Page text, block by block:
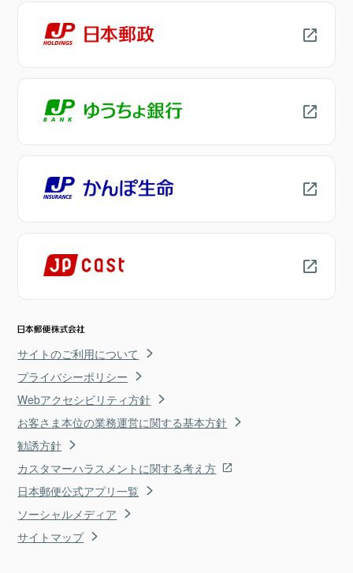
サイトのご利用について
プライバシーポリシー
Webアクセシビリティ方針
お客さま本位の業務運営に関する基本方針
勧誘方針
カスタマーハラスメントに関する考え方
日本郵便公式アプリ一覧
ソーシャルメディア
サイトマップ